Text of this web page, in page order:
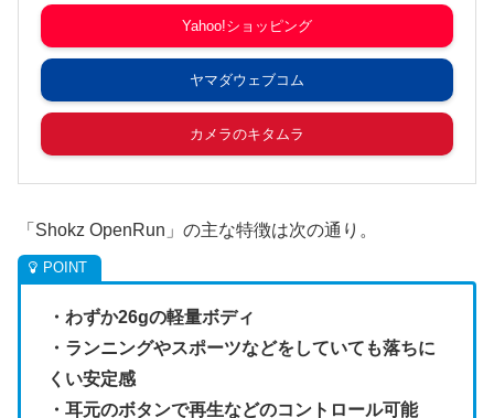
Yahoo!ショッピング
ヤマダウェブコム
カメラのキタムラ
「Shokz OpenRun」の主な特徴は次の通り。
・わずか26gの軽量ボディ
・ランニングやスポーツなどをしていても落ちに
くい安定感
・耳元のボタンで再生などのコントロール可能